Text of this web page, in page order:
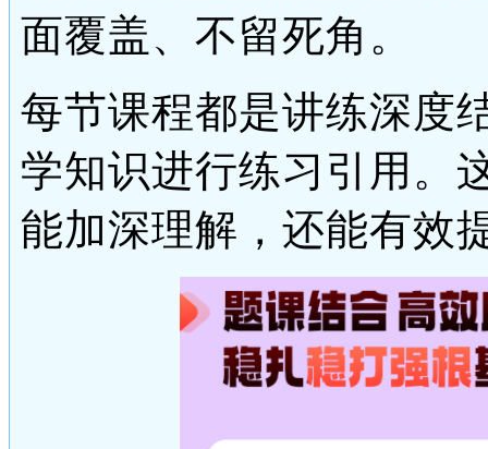
面覆盖、不留死角。
每节课程都是讲练深度
学知识进行练习引用。
能加深理解，还能有效